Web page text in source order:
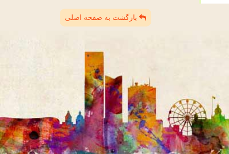
بازگشت به صفحه اصلی